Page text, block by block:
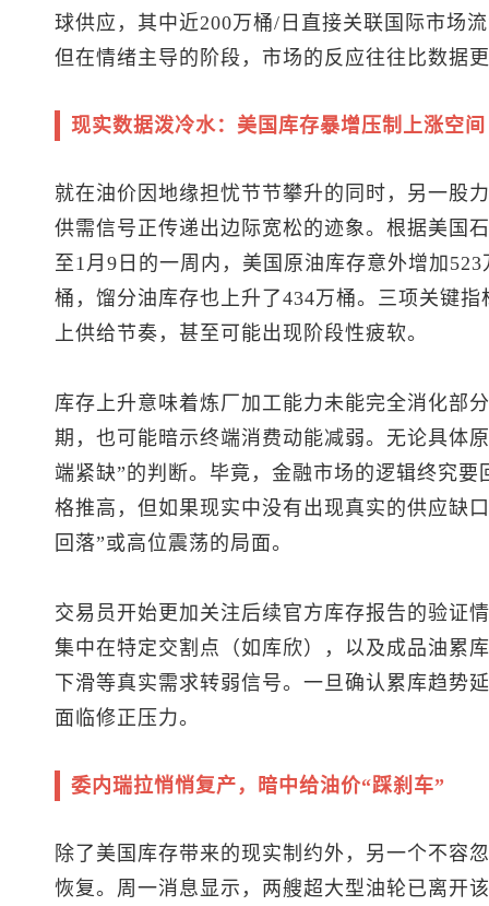
球供应，其中近200万桶/日直接关联国际市场
但在情绪主导的阶段，市场的反应往往比数据
现实数据泼冷水：美国库存暴增压制上涨空间
就在油价因地缘担忧节节攀升的同时，另一
供需信号正传递出边际宽松的迹象。根据美国
至1月9日的一周内，美国原油库存意外增加
桶，馏分油库存也上升了434万桶。三项关键
上供给节奏，甚至可能出现阶段性疲软。
库存上升意味着炼厂加工能力未能完全消化部
期，也可能暗示终端消费动能减弱。无论具体
端紧缺”的判断。毕竟，金融市场的逻辑终究
格推高，但如果现实中没有出现真实的供应缺
回落”或高位震荡的局面。
交易员开始更加关注后续官方库存报告的验证
集中在特定交割点（如库欣），以及成品油累
下滑等真实需求转弱信号。一旦确认累库趋势
面临修正压力。
委内瑞拉悄悄复产，暗中给油价“踩刹车”
除了美国库存带来的现实制约外，另一个不容
恢复。周一消息显示，两艘超大型油轮已离开